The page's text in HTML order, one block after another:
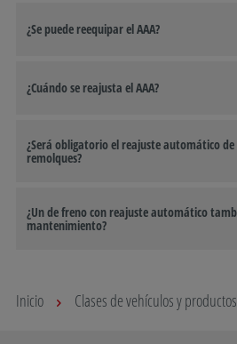
¿Se puede reequipar el AAA?
¿Cuándo se reajusta el AAA?
¿Será obligatorio el reajuste automático de
remolques?
¿Un de freno con reajuste automático
mantenimiento?
Inicio Clases de vehículos y productos